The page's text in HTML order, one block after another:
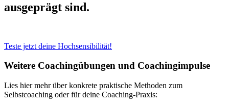
ausgeprägt sind.
Teste jetzt deine Hochsensibilität!
Weitere Coachingübungen und Coachingimpulse
Lies hier mehr über konkrete praktische Methoden zum
Selbstcoaching oder für deine Coaching-Praxis: